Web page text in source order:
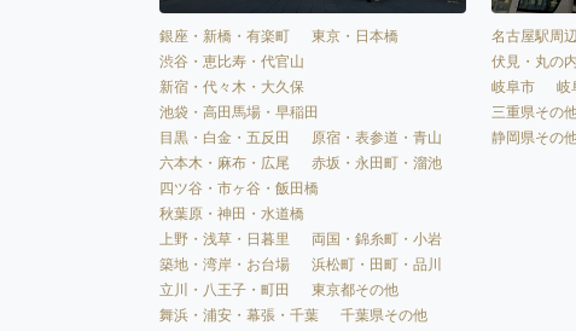
銀座・新橋・有楽町
東京・日本橋
渋谷・恵比寿・代官山
新宿・代々木・大久保
池袋・高田馬場・早稲田
目黒・白金・五反田
原宿・表参道・青山
六本木・麻布・広尾
赤坂・永田町・溜池
四ツ谷・市ヶ谷・飯田橋
秋葉原・神田・水道橋
上野・浅草・日暮里
両国・錦糸町・小岩
築地・湾岸・お台場
浜松町・田町・品川
立川・八王子・町田
東京都その他
舞浜・浦安・幕張・千葉
千葉県その他
名古屋駅周
伏見・丸の内
岐阜市
岐
三重県その
静岡県その